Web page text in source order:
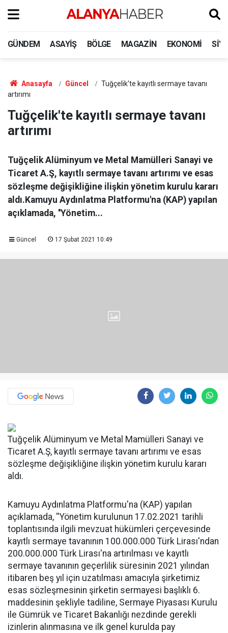
GÜNDEM ASAYIŞ BÖLGE MAGAZIN EKONOMI
Anasayfa Güncel
Tuğçelik'te kayıtlı sermaye tavanı
artırımı
Tuğçelik'te kayıtlı sermaye tavanı
artırımı
Tuğçelik Alüminyum ve Metal Mamülleri Sanayi ve
Ticaret A.Ş, kayıtlı sermaye tavanı artırımı ve esas
sözleşme değişikliğine ilişkin yönetim kurulu kararı
aldı.Kamuyu Aydınlatma Platformu'na (KAP) yapılan
açıklamada, ''Yönetim...
Güncel 17 Şubat 2021 10:49
Tuğçelik Alüminyum ve Metal Mamülleri Sanayi ve
Ticaret A.Ş, kayıtlı sermaye tavanı artırımı ve esas
sözleşme değişikliğine ilişkin yönetim kurulu kararı
aldı.
Kamuyu Aydınlatma Platformu'na (KAP) yapılan
açıklamada, ''Yönetim kurulunun 17.02.2021 tarihli
toplantısında ilgili mevzuat hükümleri çerçevesinde
kayıtlı sermaye tavanının 100.000.000 Türk Lirası'ndan
200.000.000 Türk Lirası'na artırılması ve kayıtlı
sermaye tavanının geçerlilik süresinin 2021 yılından
itibaren beş yıl için uzatılması amacıyla şirketimiz
esas sözleşmesinin şirketin sermayesi başlıklı 6.
maddesinin şekliyle tadiline, Sermaye Piyasası Kurulu
ile Gümrük ve Ticaret Bakanlığı nezdinde gerekli
izinlerin alınmasına ve ilk genel kurulda pay